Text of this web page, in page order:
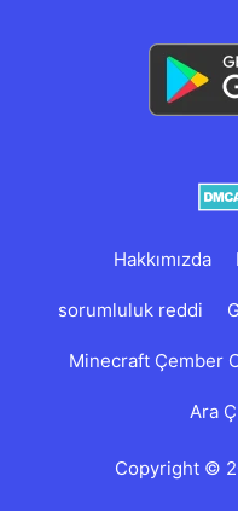
Hakkımızda
sorumluluk reddi
Minecraft Çember
Ara
Copyright ©